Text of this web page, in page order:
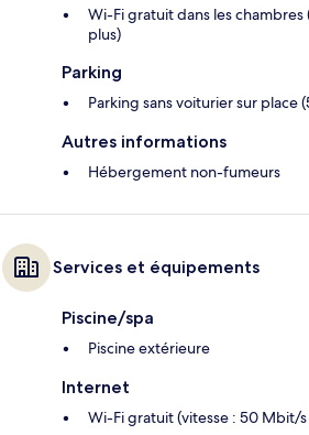
Wi-Fi gratuit dans les
plus)
Parking
Parking sans voiturier sur place
Autres informations
Hébergement non-fumeurs
Services et équipements
Piscine/spa
Piscine extérieure
Internet
Wi-Fi gratuit (vitesse : 50 Mbit/s